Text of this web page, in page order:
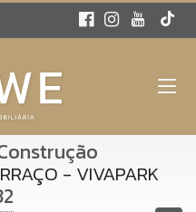
- VIVAPARK